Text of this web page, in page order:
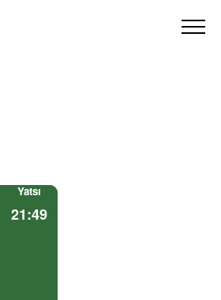
Yatsı
21:49